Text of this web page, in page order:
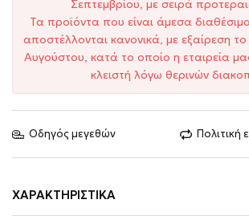
Σεπτεμβρίου, με σειρά
Τα προϊόντα που είναι άμεσα
αποστέλλονται κανονικά, με εξαίρεση
Αυγούστου, κατά το οποίο η εταιρεία
κλειστή λόγω θερινών
Οδηγός μεγεθών Πολιτική
ΧΑΡΑΚΤΗΡΙΣΤΙΚΆ